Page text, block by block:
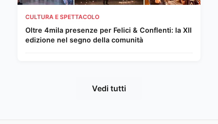
CULTURA E SPETTACOLO
Oltre 4mila presenze per Felici & Conflenti: la XII
edizione nel segno della comunità
Vedi tutti